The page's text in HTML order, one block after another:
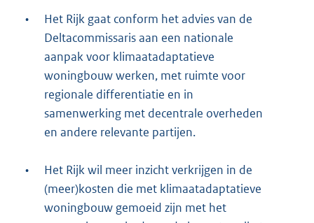
•
Het Rijk gaat conform het advies van de
Deltacommissaris aan een nationale
aanpak voor klimaatadaptatieve
woningbouw werken, met ruimte voor
regionale differentiatie en in
samenwerking met decentrale overheden
en andere relevante partijen.
•
Het Rijk wil meer inzicht verkrijgen in de
(meer)kosten die met klimaatadaptatieve
woningbouw gemoeid zijn met het